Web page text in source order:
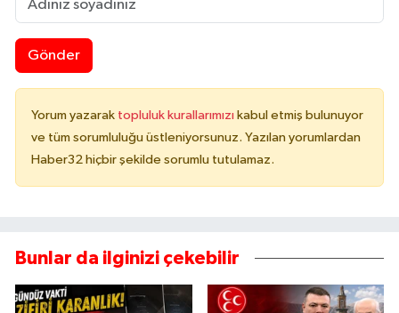
Gönder
Yorum yazarak topluluk kurallarımızı kabul etmiş bulunuyor
ve tüm sorumluluğu üstleniyorsunuz. Yazılan yorumlardan
Haber32 hiçbir şekilde sorumlu tutulamaz.
Bunlar da ilginizi çekebilir